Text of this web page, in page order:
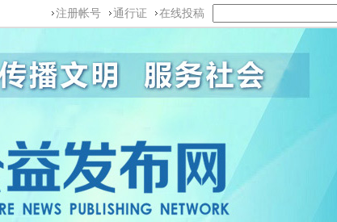
注册帐号 通行证 在线投稿